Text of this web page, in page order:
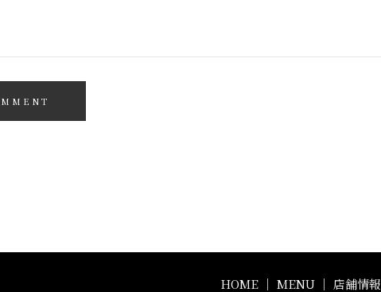
HOME ｜ MENU ｜ 店舗情報